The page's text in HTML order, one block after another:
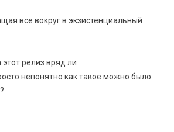
все вокруг в экзистенциальный
релиз вряд ли
непонятно как такое можно было